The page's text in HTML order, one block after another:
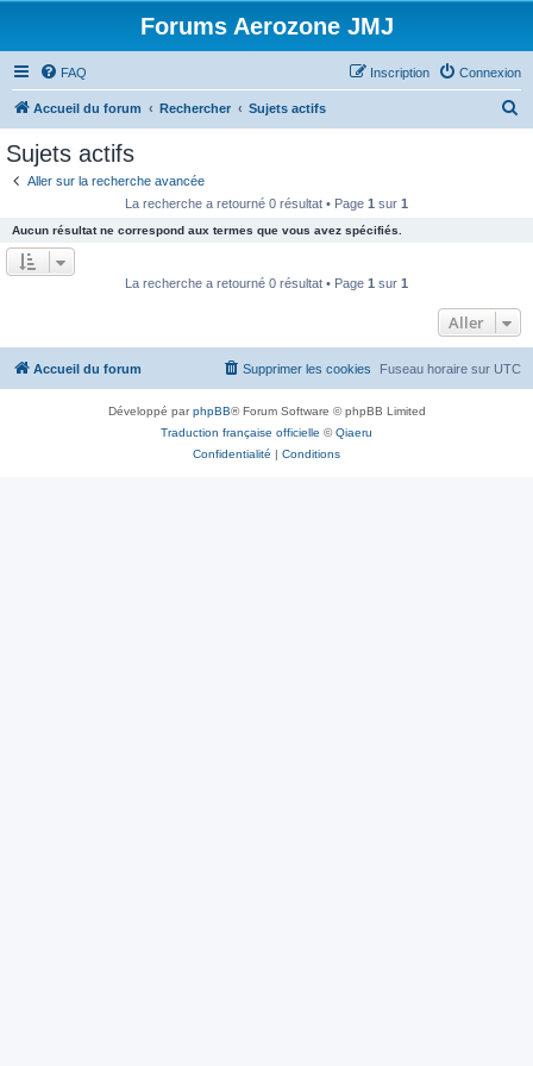
Forums Aerozone JMJ
FAQ Connexion
Inscription
Accueil du forum Rechercher Sujets actifs
e
Sujets actifs
Aller sur la recherche avancée
La recherche a retourné 0 résultat • Page 1 sur 1
Aucun résultat ne correspond aux termes que vous avez spécifiés.
La recherche a retourné 0 résultat • Page 1 sur 1
Aller
Accueil du forum Fuseau horaire sur UTC
Supprimer les cookies
Développé parphpBB® Forum Software © phpBB Limited
Traduction française officielle ©Qiaeru
Confidentialité | Conditions